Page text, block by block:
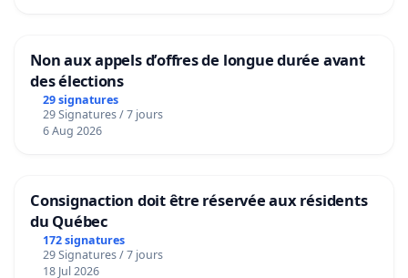
Non aux appels d’offres de longue durée avant
des élections
29 signatures
29 Signatures / 7 jours
6 Aug 2026
Consignaction doit être réservée aux résidents
du Québec
172 signatures
29 Signatures / 7 jours
18 Jul 2026